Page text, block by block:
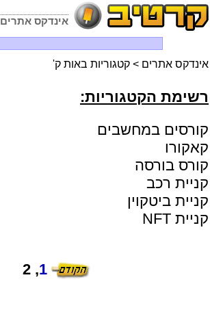
אינדקס אתרים
אינדקס אתרים > קטגוריות באות ק'
רשימת הקטגוריות:
קורסים במחשבים
קאקורו
קורס בורסה
קניית רכב
קניית ביטקוין
קניית NFT
1
, 2